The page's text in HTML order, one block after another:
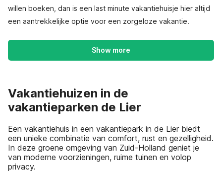
willen boeken, dan is een last minute vakantiehuisje hier altijd
een aantrekkelijke optie voor een zorgeloze vakantie.
Show more
Vakantiehuizen in de
vakantieparken de Lier
Een vakantiehuis in een vakantiepark in de Lier biedt
een unieke combinatie van comfort, rust en gezelligheid.
In deze groene omgeving van Zuid-Holland geniet je
van moderne voorzieningen, ruime tuinen en volop
privacy.